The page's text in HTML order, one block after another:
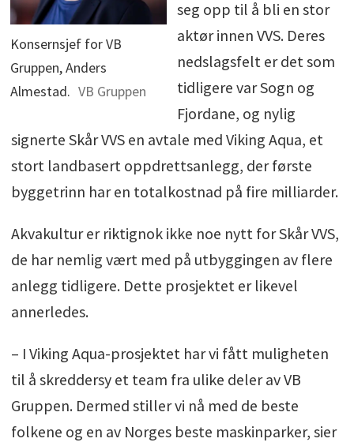
Konsernsjef for VB
Gruppen, Anders
Almestad. VB Gruppen
seg opp til å bli en stor
aktør innen VVS. Deres
nedslagsfelt er det som
tidligere var Sogn og
Fjordane, og nylig
signerte Skår VVS en avtale med Viking Aqua, et
stort landbasert oppdrettsanlegg, der første
byggetrinn har en totalkostnad på fire milliarder.
Akvakultur er riktignok ikke noe nytt for Skår VVS,
de har nemlig vært med på utbyggingen av flere
anlegg tidligere. Dette prosjektet er likevel
annerledes.
– I Viking Aqua-prosjektet har vi fått muligheten
til å skreddersy et team fra ulike deler av VB
Gruppen. Dermed stiller vi nå med de beste
folkene og en av Norges beste maskinparker, sier